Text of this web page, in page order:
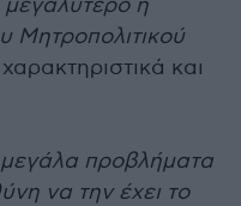
η
Μητροπολιτικού
και
μεγάλα προβλήματα
να την έχει το